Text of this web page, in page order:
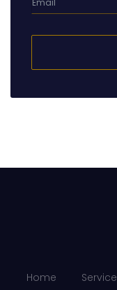
Home Service